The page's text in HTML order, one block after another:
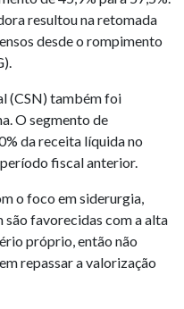
resultou na retomada
desde o rompimento
(CSN) também foi
O segmento de
da receita líquida no
fiscal anterior.
o foco em siderurgia,
são favorecidas com a alta
próprio, então não
repassar a valorização